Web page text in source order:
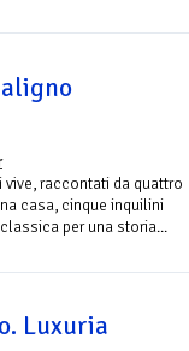
raccontati da quattro
casa, cinque inquilini
per una storia...
Luxuria